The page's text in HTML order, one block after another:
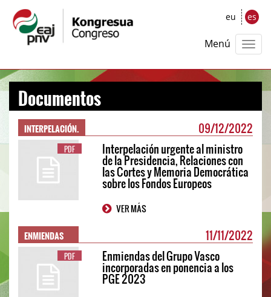
eu es
Menú
Documentos
INTERPELACIÓN. 09/12/2022
PDF Interpelación urgente al ministro
de la Presidencia, Relaciones con
las Cortes y Memoria Democrática
sobre los Fondos Europeos
VER MÁS
ENMIENDAS 11/11/2022
PDF Enmiendas del Grupo Vasco
incorporadas en ponencia a los
PGE 2023